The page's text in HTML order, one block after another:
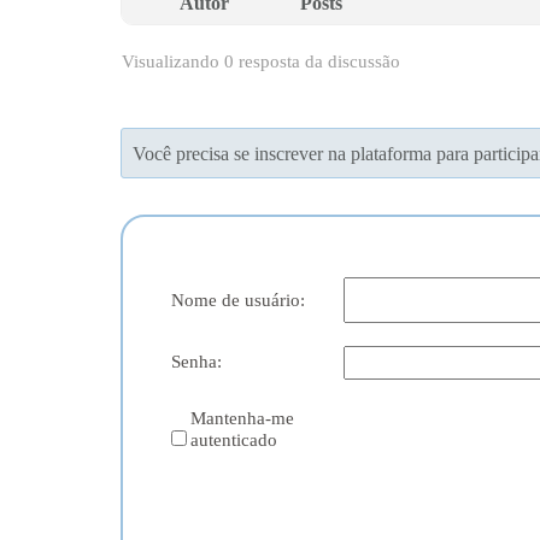
Visualizando 0 resposta da discussão
Você precisa se inscrever na plataforma para
Nome de usuário:
Senha:
Mantenha-me
autenticado